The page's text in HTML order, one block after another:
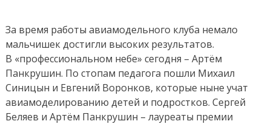
За время работы авиамодельного клуба немало
мальчишек достигли высоких результатов.
В «профессиональном небе» сегодня – Артём
Панкрушин. По стопам педагога пошли Михаил
Синицын и Евгений Воронков, которые ныне учат
авиамоделированию детей и подростков. Сергей
Беляев и Артём Панкрушин – лауреаты премии